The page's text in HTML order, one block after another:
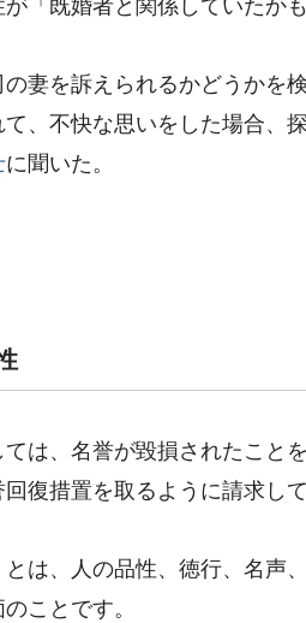
妻を訴えられるかどうかを
、不快な思いをした場合、
に聞いた。
ては、名誉が毀損されたこ
復措置を取るように請求し
は、人の品性、徳行、名声
ことです。